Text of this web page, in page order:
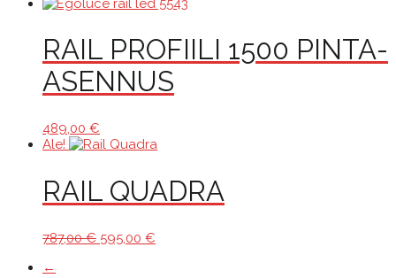
RAIL PROFIILI 1500 PINTA-
ASENNUS
489,00 €
Ale!
RAIL QUADRA
787,00€ Alkuperäinen
595,00 €
←